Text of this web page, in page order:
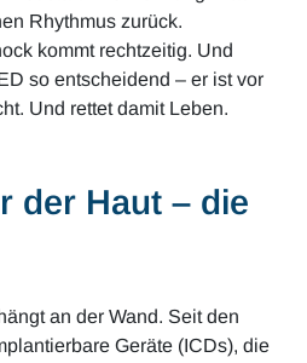
Rhythmus zurück.
kommt rechtzeitig. Und
so entscheidend – er ist vor
Und rettet damit Leben.
der Haut – die
an der Wand. Seit den
Geräte (ICDs), die